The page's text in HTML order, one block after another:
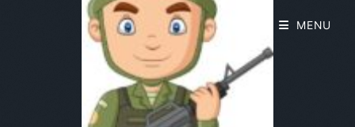
MENU